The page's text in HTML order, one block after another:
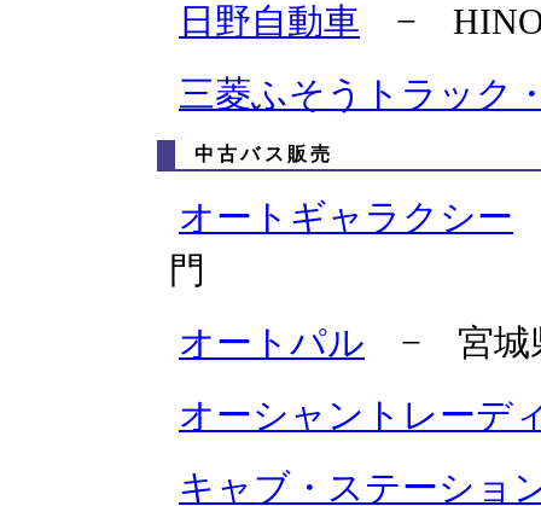
日野自動車 − HINO
三菱ふそうトラック
中古バス販売
オートギャラクシー
門
オートパル − 宮城
オーシャントレーデ
キャブ・ステーショ